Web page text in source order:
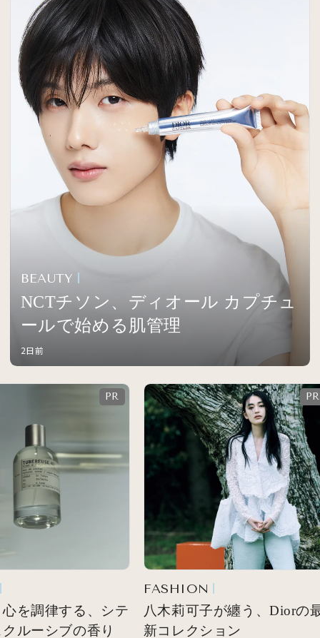
BEAUTY
NCTチソン、ディオール カプチュ
ールで始める肌管理
2日前
調律する、シテ
ルーシブの香り
FASHION
八木莉可子が纏う、Diorの最
新コレクション